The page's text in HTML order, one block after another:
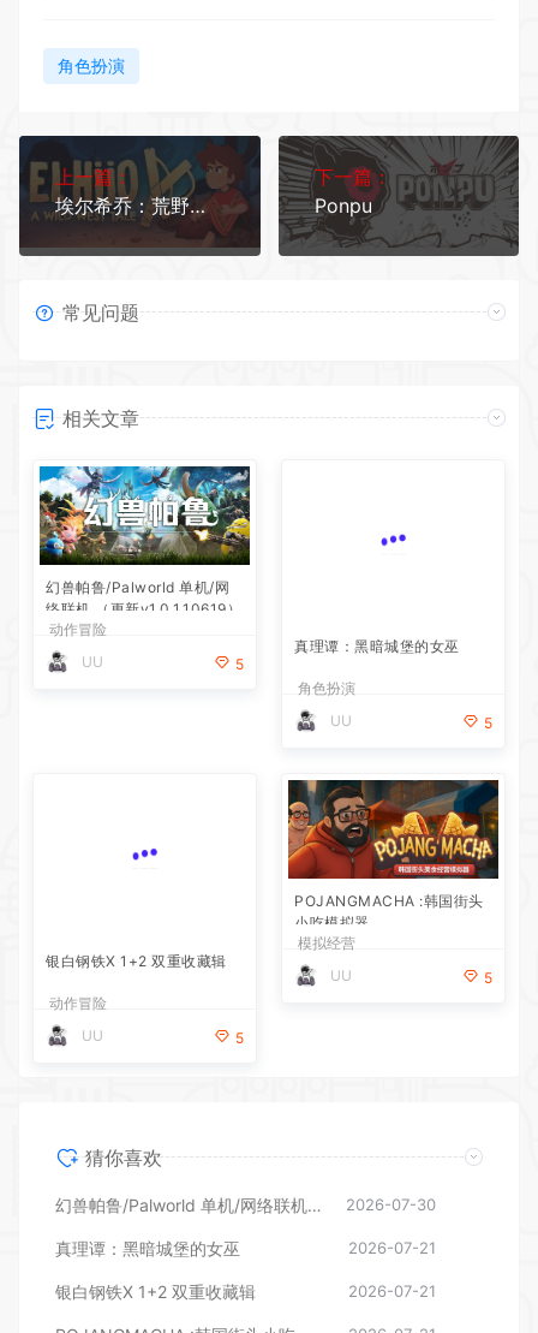
角色扮演
上一篇：
埃尔希乔：荒野西部的传说/El Hijo - A Wild West Tale
下一篇：
Ponpu
常见问题
相关文章
幻兽帕鲁/Palworld 单机/网
络联机 （更新v1.0.1.10619）
动作冒险
UU
5
POJANGMACHA :韩国街头
小吃模拟器
模拟经营
UU
猜你喜欢
银白钢铁X 1+2 双重收藏辑
POJANGMACHA :韩国街头小吃模拟器 2026-07-21
挂个爽/Scritchy Scratchy 2026-07-21
动感足球3/Active Soccer 3 2026-07-21